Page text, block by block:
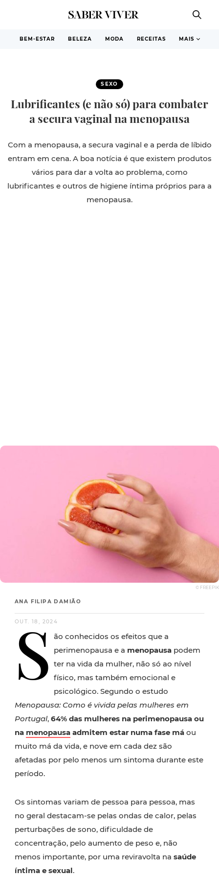
BEM-ESTAR BELEZA MODA RECEITAS MAIS
SEXO
Lubrificantes (e não só) para combater
a secura vaginal na menopausa
Com a menopausa, a secura vaginal e a perda de líbido
entram em cena. A boa notícia é que existem produtos
vários para dar a volta ao problema, como
lubrificantes e outros de higiene íntima próprios para a
menopausa.
© FREEPIK
ANA FILIPA DAMIÃO
OUT. 18, 2024
S ão conhecidos os efeitos que a
perimenopausa e a menopausa podem
ter na vida da mulher, não só ao nível
físico, mas também emocional e
psicológico. Segundo o estudo
Menopausa: Como é vivida pelas mulheres em
Portugal, 64% das mulheres na perimenopausa ou
na menopausa admitem estar numa fase má ou
muito má da vida, e nove em cada dez são
afetadas por pelo menos um sintoma durante este
período.
Os sintomas variam de pessoa para pessoa, mas
no geral destacam-se pelas ondas de calor, pelas
perturbações de sono, dificuldade de
concentração, pelo aumento de peso e, não
menos importante, por uma reviravolta na saúde
íntima e sexual.